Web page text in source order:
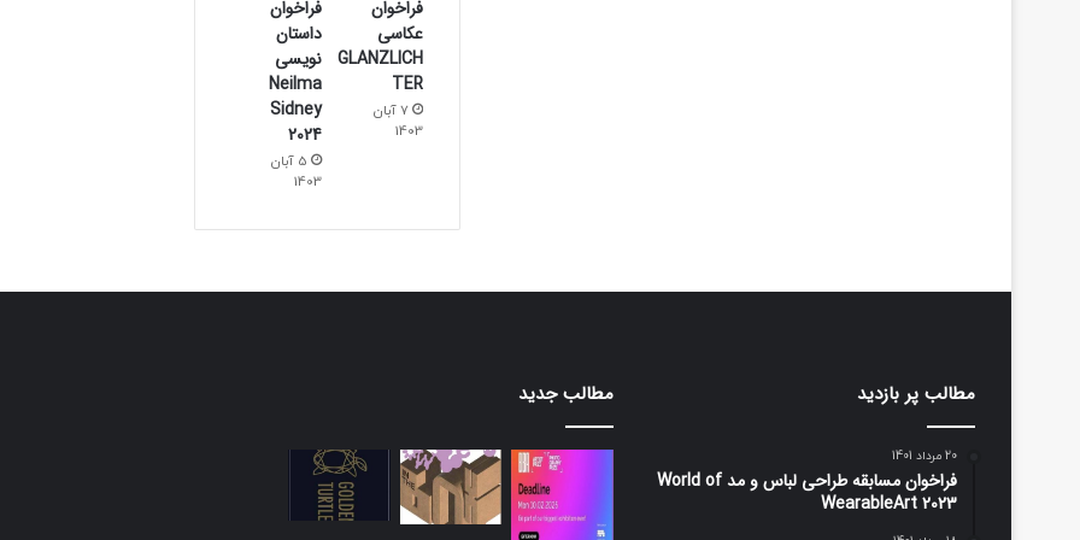
فراخوان
عکاسی
GLANZLICH
TER
7 آبان
1403
فراخوان
داستان
نویسی
Neilma
Sidney
2024
5 آبان
1403
مطالب پر بازدید
20 مرداد 1401
فراخوان مسابقه طراحی لباس و مد World of
WearableArt 2023
مطالب جدید